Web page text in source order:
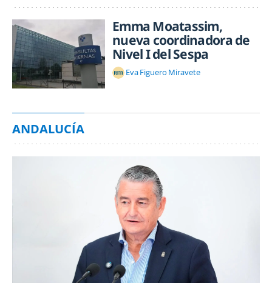
Emma Moatassim,
nueva coordinadora de
Nivel I del Sespa
Eva Figuero Miravete
ANDALUCÍA